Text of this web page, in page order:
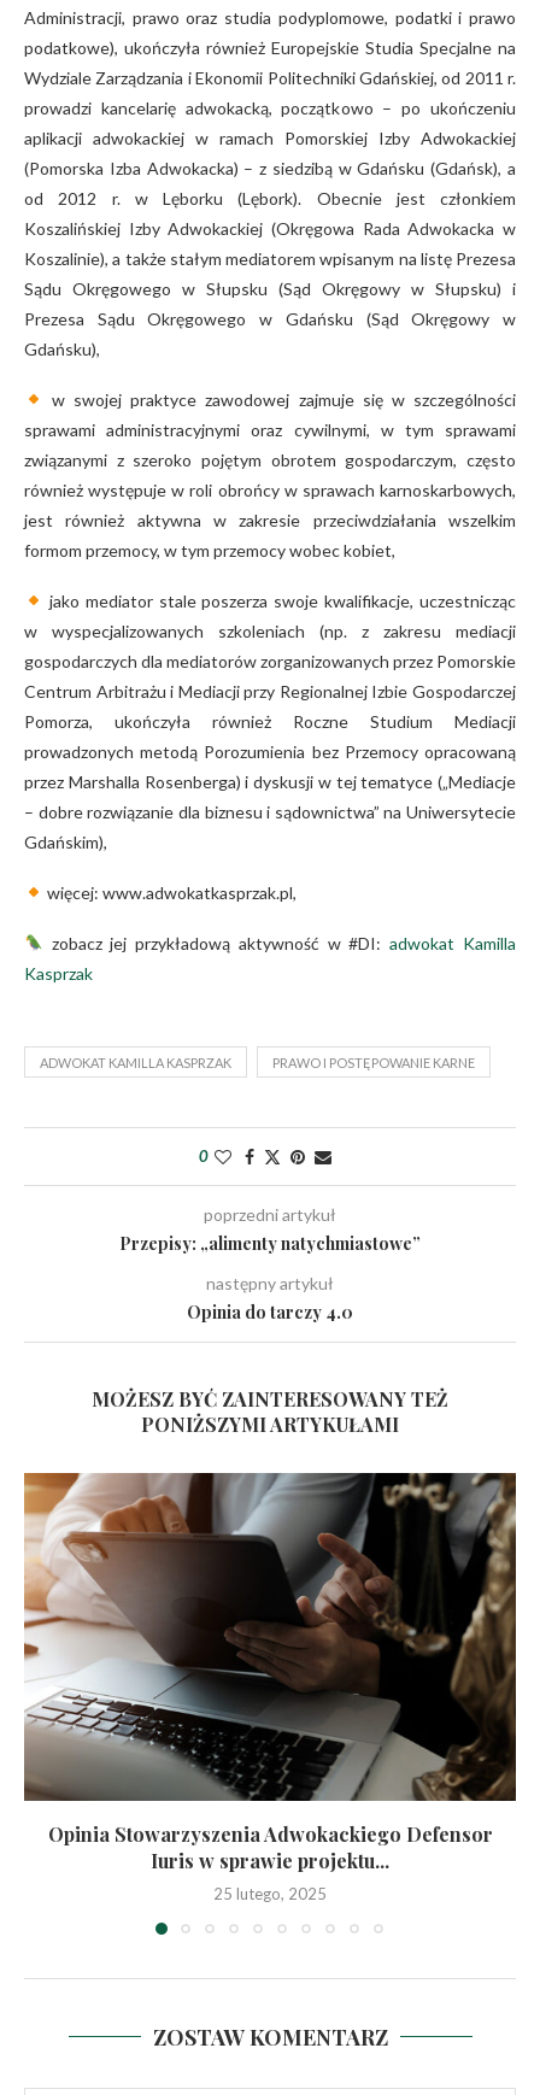
Administracji, prawo oraz studia podyplomowe, podatki i prawo
podatkowe), ukończyła również Europejskie Studia Specjalne na
Wydziale Zarządzania i Ekonomii Politechniki Gdańskiej, od 2011 r.
prowadzi kancelarię adwokacką, początkowo – po ukończeniu
aplikacji adwokackiej w ramach Pomorskiej Izby Adwokackiej
(Pomorska Izba Adwokacka) – z siedzibą w Gdańsku (Gdańsk), a
od 2012 r. w Lęborku (Lębork). Obecnie jest członkiem
Koszalińskiej Izby Adwokackiej (Okręgowa Rada Adwokacka w
Koszalinie), a także stałym mediatorem wpisanym na listę Prezesa
Sądu Okręgowego w Słupsku (Sąd Okręgowy w Słupsku) i
Prezesa Sądu Okręgowego w Gdańsku (Sąd Okręgowy w
Gdańsku),
w swojej praktyce zawodowej zajmuje się w szczególności
sprawami administracyjnymi oraz cywilnymi, w tym sprawami
związanymi z szeroko pojętym obrotem gospodarczym, często
również występuje w roli obrońcy w sprawach karnoskarbowych,
jest również aktywna w zakresie przeciwdziałania wszelkim
formom przemocy, w tym przemocy wobec kobiet,
jako mediator stale poszerza swoje kwalifikacje, uczestnicząc
w wyspecjalizowanych szkoleniach (np. z zakresu mediacji
gospodarczych dla mediatorów zorganizowanych przez Pomorskie
Centrum Arbitrażu i Mediacji przy Regionalnej Izbie Gospodarczej
Pomorza, ukończyła również Roczne Studium Mediacji
prowadzonych metodą Porozumienia bez Przemocy opracowaną
przez Marshalla Rosenberga) i dyskusji w tej tematyce („Mediacje
– dobre rozwiązanie dla biznesu i sądownictwa” na Uniwersytecie
Gdańskim),
więcej: www.adwokatkasprzak.pl,
zobacz jej przykładową aktywność w #DI:adwokat Kamilla
Kasprzak
ADWOKAT KAMILLA KASPRZAK PRAWO I POSTĘPOWANIE KARNE
0
poprzedni artykuł
Przepisy: „alimenty natychmiastowe”
następny artykuł
Opinia do tarczy 4.0
MOŻESZ BYĆ ZAINTERESOWANY TEŻ
PONIŻSZYMI ARTYKUŁAMI
Opinia Stowarzyszenia Adwokackiego Defensor
Iuris w sprawie projektu...
25 lutego, 2025
ZOSTAW KOMENTARZ